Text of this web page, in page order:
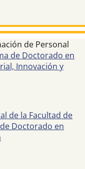
de Personal
de Doctorado en
Innovación y
de la Facultad de
Doctorado en